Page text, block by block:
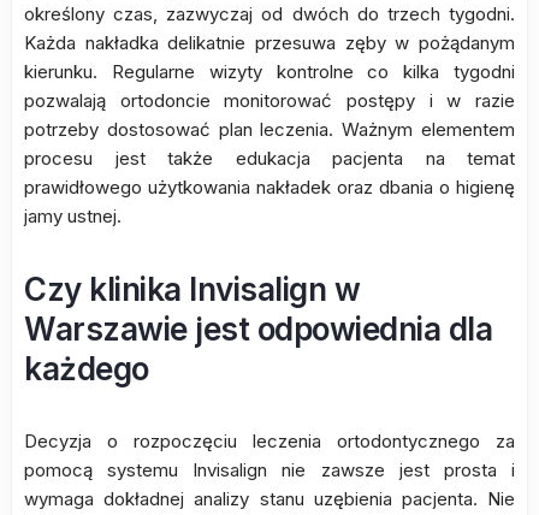
określony czas, zazwyczaj od dwóch do trzech tygodni.
Każda nakładka delikatnie przesuwa zęby w pożądanym
kierunku. Regularne wizyty kontrolne co kilka tygodni
pozwalają ortodoncie monitorować postępy i w razie
potrzeby dostosować plan leczenia. Ważnym elementem
procesu jest także edukacja pacjenta na temat
prawidłowego użytkowania nakładek oraz dbania o higienę
jamy ustnej.
Czy klinika Invisalign w
Warszawie jest odpowiednia dla
każdego
Decyzja o rozpoczęciu leczenia ortodontycznego za
pomocą systemu Invisalign nie zawsze jest prosta i
wymaga dokładnej analizy stanu uzębienia pacjenta. Nie